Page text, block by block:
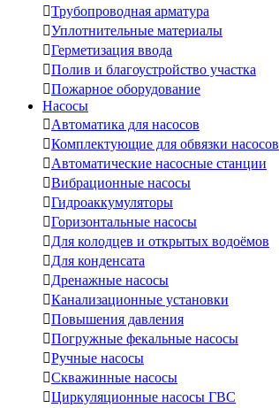
Трубопроводная арматура
Уплотнительные материалы
Герметизация ввода
Полив и благоустройство участка
Пожарное оборудование
Насосы
Автоматика для насосов
Комплектующие для обвязки насосов
Автоматические насосные станции
Вибрационные насосы
Гидроаккумуляторы
Горизонтальные насосы
Для колодцев и открытых водоёмов
Для конденсата
Дренажные насосы
Канализационные установки
Повышения давления
Погружные фекальные насосы
Ручные насосы
Скважинные насосы
Циркуляционные насосы ГВС